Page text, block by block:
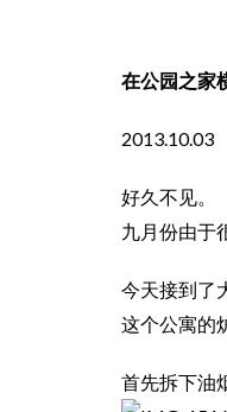
在公园之家
2013.10.03
好久不见。
九月份由于
今天接到了
这个公寓的
首先拆下油